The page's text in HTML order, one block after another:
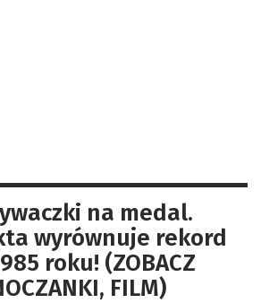
na medal.
wyrównuje rekord
roku! (ZOBACZ
FILM)